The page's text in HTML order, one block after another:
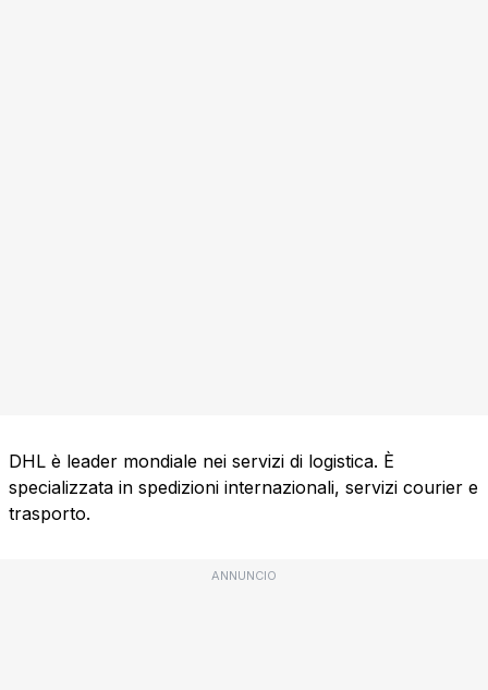
DHL è leader mondiale nei servizi di logistica. È
specializzata in spedizioni internazionali, servizi courier e
trasporto.
ANNUNCIO